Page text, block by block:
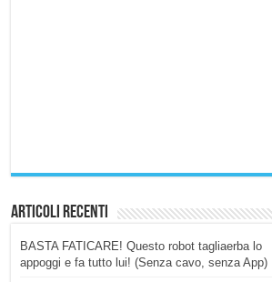
Articoli Recenti
BASTA FATICARE! Questo robot tagliaerba lo
appoggi e fa tutto lui! (Senza cavo, senza App)